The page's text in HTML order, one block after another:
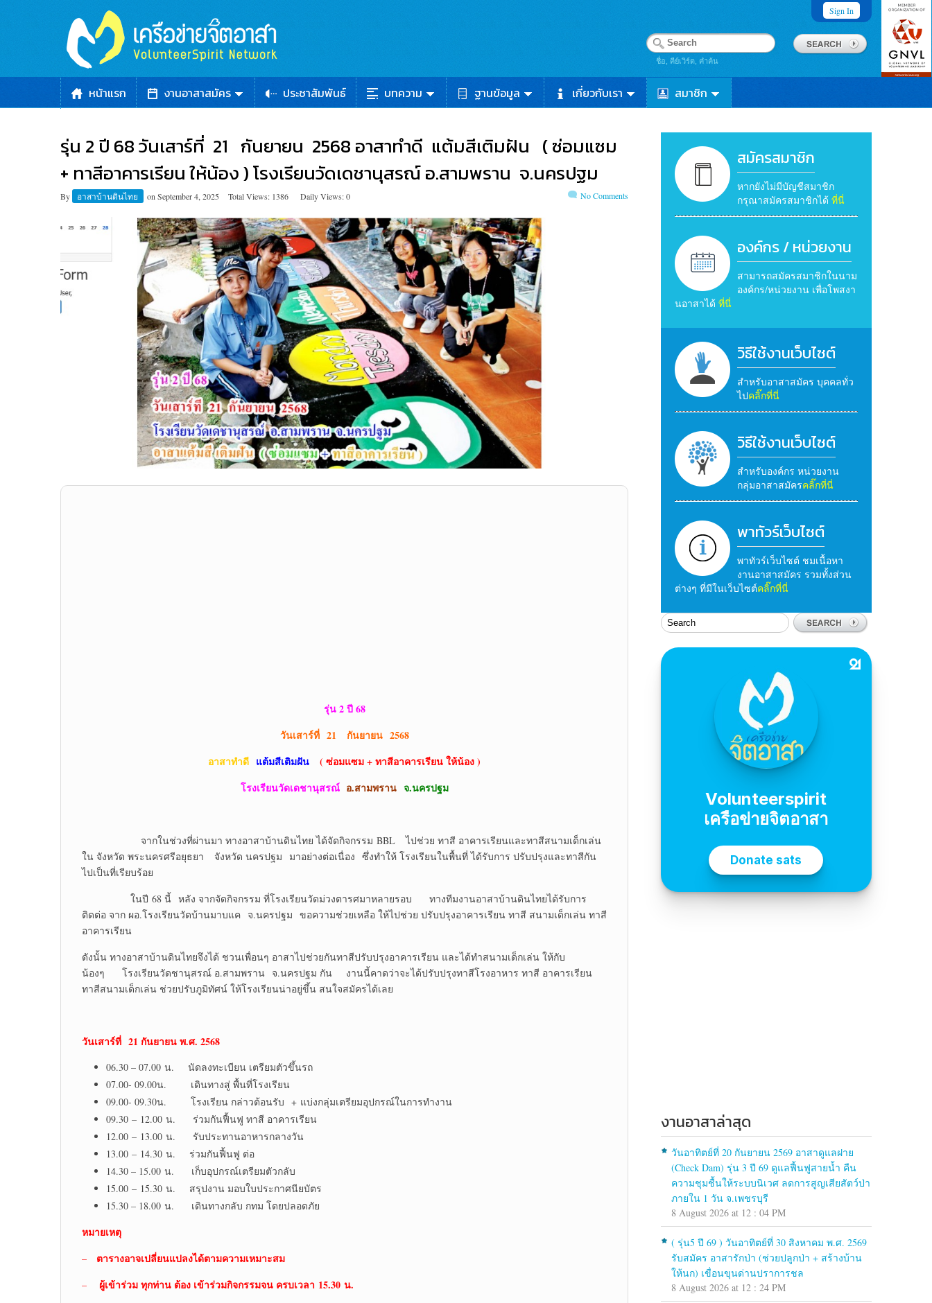
Sign In
ชื่อ, คีย์เวิร์ด, คำค้น
หน้าแรก งานอาสาสมัคร ประชาสัมพันธ์ บทความ ฐานข้อมูล เกี่ยวกับเรา สมาชิก
รุ่น 2 ปี 68 วันเสาร์ที่ 21 กันยายน 2568 อาสาทำดี แต้มสีเติมฝัน ( ซ่อมแซม
+ ทาสีอาคารเรียน ให้น้อง ) โรงเรียนวัดเดชานุสรณ์ อ.สามพราน จ.นครปฐม
By อาสาบ้านดินไทย on September 4, 2025 Total Views: 1386 Daily Views: 0 No Comments
รุ่น 2 ปี 68
วันเสาร์ที่ 21 กันยายน 2568
อาสาทำดี แต้มสีเติมฝัน
( ซ่อมแซม + ทาสีอาคารเรียน ให้น้อง )
โรงเรียนวัดเดชานุสรณ์ อ.สามพราน จ.นครปฐม
จากในช่วงที่ผ่านมา ทางอาสาบ้านดินไทย ได้จัดกิจกรรม BBL ไปช่วย ทาสี อาคารเรียนและทาสีสนามเด็กเล่น
ใน จังหวัด พระนครศรีอยุธยา จังหวัด นครปฐม มาอย่างต่อเนื่อง ซึ่งทำให้ โรงเรียนในพื้นที่ ได้รับการ ปรับปรุงและทาสีกัน
ไปเป็นที่เรียบร้อย
ในปี 68 นี้ หลัง จากจัดกิจกรรม ที่โรงเรียนวัดม่วงตารศมาหลายรอบ ทางทีมงานอาสาบ้านดินไทยได้รับการ
ติดต่อ จาก ผอ.โรงเรียนวัดบ้านมาบแค จ.นครปฐม ขอความช่วยเหลือ ให้ไปช่วย ปรับปรุงอาคารเรียน ทาสี สนามเด็กเล่น ทาสี
อาคารเรียน
ดังนั้น ทางอาสาบ้านดินไทยจึงได้ ชวนเพื่อนๆ อาสาไปช่วยกันทาสีปรับปรุงอาคารเรียน และได้ทำสนามเด็กเล่น ให้กับ
น้องๆ โรงเรียนวัดชานุสรณ์ อ.สามพราน จ.นครปฐม กัน งานนี้คาดว่าจะได้ปรับปรุงทาสีโรงอาหาร ทาสี อาคารเรียน
ทาสีสนามเด็กเล่น ช่วยปรับภูมิทัศน์ ให้โรงเรียนน่าอยู่ขึ้น สนใจสมัครได้เลย
วันเสาร์ที่ 21 กันยายน พ.ศ. 2568
06.30 – 07.00 น. นัดลงทะเบียน เตรียมตัวขึ้นรถ
07.00- 09.00น. เดินทางสู่ พื้นที่โรงเรียน
09.00- 09.30น. โรงเรียน กล่าวต้อนรับ + แบ่งกลุ่มเตรียมอุปกรณ์ในการทำงาน
09.30 – 12.00 น. ร่วมกันฟื้นฟู ทาสี อาคารเรียน
12.00 – 13.00 น. รับประทานอาหารกลางวัน
13.00 – 14.30 น. ร่วมกันฟื้นฟู ต่อ
14.30 – 15.00 น. เก็บอุปกรณ์เตรียมตัวกลับ
15.00 – 15.30 น. สรุปงาน มอบใบประกาศนียบัตร
15.30 – 18.00 น. เดินทางกลับ กทม โดยปลอดภัย
หมายเหตุ
– ตารางอาจเปลี่ยนแปลงได้ตามความเหมาะสม
– ผู้เข้าร่วม ทุกท่าน ต้อง เข้าร่วมกิจกรรมจน ครบเวลา 15.30 น.
สมัครสมาชิก
หากยังไม่มีบัญชีสมาชิก
กรุณาสมัครสมาชิกได้ ที่นี่
องค์กร / หน่วยงาน
สามารถสมัครสมาชิกในนาม
องค์กร/หน่วยงาน เพื่อโพสงา
นอาสาได้ ที่นี่
วิธีใช้งานเว็บไซต์
สำหรับอาสาสมัคร บุคคลทั่ว
ไปคลิ๊กที่นี่
วิธีใช้งานเว็บไซต์
สำหรับองค์กร หน่วยงาน
กลุ่มอาสาสมัครคลิ๊กที่นี่
พาทัวร์เว็บไซต์
พาทัวร์เว็บไซต์ ชมเนื้อหา
งานอาสาสมัคร รวมทั้งส่วน
ต่างๆ ที่มีในเว็บไซต์คลิ๊กที่นี่
งานอาสาล่าสุด
วันอาทิตย์ที่ 20 กันยายน 2569 อาสาดูแลฝาย
(Check Dam) รุ่น 3 ปี 69 ดูแลฟื้นฟูสายน้ำ คืน
ความชุมชื้นให้ระบบนิเวศ ลดการสูญเสียสัตว์ป่า
ภายใน 1 วัน จ.เพชรบุรี
8 August 2026 at 12 : 04 PM
( รุ่น5 ปี 69 ) วันอาทิตย์ที่ 30 สิงหาคม พ.ศ. 2569
รับสมัคร อาสารักป่า (ช่วยปลูกป่า + สร้างบ้าน
ให้นก) เขื่อนขุนด่านปราการชล
8 August 2026 at 12 : 24 PM